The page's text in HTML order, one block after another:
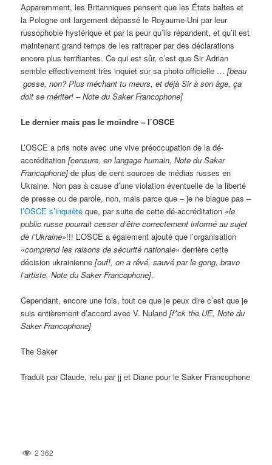
Apparemment, les Britanniques pensent que les États baltes et
la Pologne ont largement dépassé le Royaume-Uni par leur
russophobie hystérique et par la peur qu’ils répandent, et qu’il est
maintenant grand temps de les rattraper par des déclarations
encore plus terrifiantes. Ce qui est sûr, c’est que Sir Adrian
semble effectivement très inquiet sur sa photo officielle …[beau
gosse, non? Plus méchant tu meurs, et déjà Sir à son âge, ça
doit se mériter! – Note du Saker Francophone]
Le dernier mais pas le moindre – l’OSCE
L’OSCE a pris note avec une vive préoccupation de la dé-
accréditation [censure, en langage humain, Note du Saker
Francophone] de plus de cent sources de médias russes en
Ukraine. Non pas à cause d’une violation éventuelle de la liberté
de presse ou de parole, non, mais parce que – je ne blague pas –
l’OSCE s’inquiète que, par suite de cette dé-accréditation «le
public russe pourrait cesser d’être correctement informé au sujet
de l’Ukraine»!!! L’OSCE a également ajouté que l’organisation
«comprend les raisons de sécurité nationale» derrière cette
décision ukrainienne[ouf!, on a rêvé, sauvé par le gong, bravo
l’artiste. Note du Saker Francophone].
Cependant, encore une fois, tout ce que je peux dire c’est que je
suis entièrement d’accord avec V. Nuland[f*ck the UE, Note du
Saker Francophone]
The Saker
Traduit par Claude, relu par jj et Diane pour le Saker Francophone
2 362